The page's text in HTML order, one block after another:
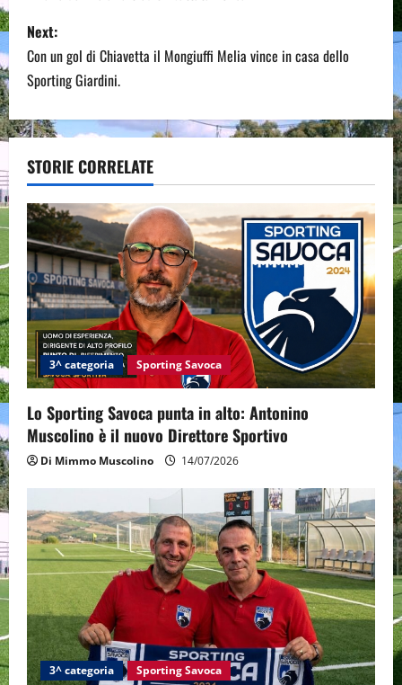
s
t
n
a
v
i
g
a
t
i
o
n
Next:
Con un gol di Chiavetta il Mongiuffi Melia vince in casa dello
Sporting Giardini.
STORIE CORRELATE
3^ categoria Sporting Savoca
Lo Sporting Savoca punta in alto: Antonino
Muscolino è il nuovo Direttore Sportivo
Di Mimmo Muscolino 14/07/2026
3^ categoria Sporting Savoca